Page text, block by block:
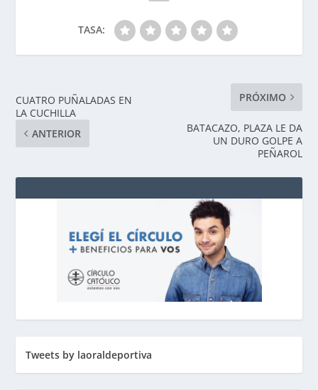
TASA:
CUATRO PUÑALADAS EN
LA CUCHILLA
ANTERIOR
PRÓXIMO
BATACAZO, PLAZA LE DA
UN DURO GOLPE A
PEÑAROL
Tweets by laoraldeportiva